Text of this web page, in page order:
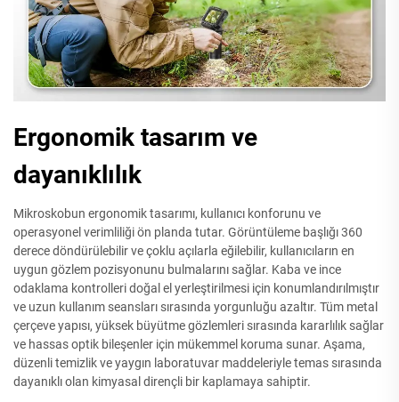
Ergonomik tasarım ve
dayanıklılık
Mikroskobun ergonomik tasarımı, kullanıcı konforunu ve
operasyonel verimliliği ön planda tutar. Görüntüleme başlığı 360
derece döndürülebilir ve çoklu açılarla eğilebilir, kullanıcıların en
uygun gözlem pozisyonunu bulmalarını sağlar. Kaba ve ince
odaklama kontrolleri doğal el yerleştirilmesi için konumlandırılmıştır
ve uzun kullanım seansları sırasında yorgunluğu azaltır. Tüm metal
çerçeve yapısı, yüksek büyütme gözlemleri sırasında kararlılık sağlar
ve hassas optik bileşenler için mükemmel koruma sunar. Aşama,
düzenli temizlik ve yaygın laboratuvar maddeleriyle temas sırasında
dayanıklı olan kimyasal dirençli bir kaplamaya sahiptir.